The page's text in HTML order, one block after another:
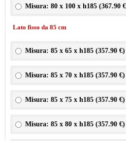
Misura: 80 x 100 x h185 (367.90 €
Lato fisso da 85 cm
Misura: 85 x 65 x h185 (357.90 €)
Misura: 85 x 70 x h185 (357.90 €)
Misura: 85 x 75 x h185 (357.90 €)
Misura: 85 x 80 x h185 (357.90 €)